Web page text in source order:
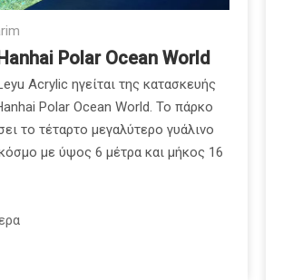
Polar Ocean World
Acrylic ηγείται της κατασκευής
Polar Ocean World. Το πάρκο
το τέταρτο μεγαλύτερο γυάλινο
με ύψος 6 μέτρα και μήκος 16